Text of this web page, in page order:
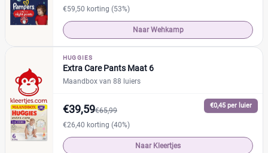
€59,50 korting (53%)
Naar Wehkamp
HUGGIES
Extra Care Pants Maat 6
Maandbox van 88 luiers
€0,45 per luier
€39,59€65,99
€26,40 korting (40%)
Naar Kleertjes